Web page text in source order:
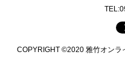
COPYRIGHT ©2020 雅竹オンラ